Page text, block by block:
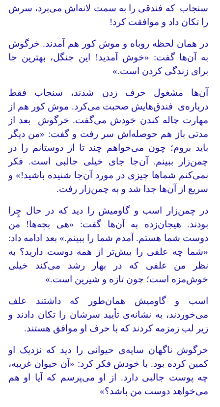
سنجاب که فندقی را به سمت لانه‌اش می‌برد، سرش
را تکان داد و موافقت کرد!
در همان لحظه روباه و موش کور هم آمدند. خرگوش
به آن‌ها گفت: «خوش آمدید! این جنگل، بهترین جا
برای زندگی کردن است.»
آن‌ها مشغول حرف زدن شدند، سنجاب فقط
درباره‌ی فندق‌هایش صحبت می‌کرد. موش کور هم از
مهارت چاله کندن خودش می‌گفت. خرگوش بعد از
مدتی باز هم حوصله‌اش سر رفت و گفت: «من دیگر
باید بروم؛ چون می‌خواهم چند تا از دوستانم را در
چمن‌زار ببینم. آن‌جا جای خیلی جالبی است. فکر
نمی‌کنم شماها چیزی در مورد آن‌جا شنیده باشید!» و
سریع از آن‌ها جدا شد و به چمن‌زار رفت.
در چمن‌زار اسب و گاومیش را دید که در حال چِرا
بودند. هیجان‌زده به آن‌ها گفت: «هی بچه‌ها! من
دوست شما هستم. آمدم شما را ببینم.» بعد ادامه داد:
«شما چه علفی را بیش‌تر از همه دوست دارید؟ به
نظر من علفی که در بهار رشد می‌کند خیلی
خوش‌مزه است؛ چون تازه و شیرین است.»
اسب و گاومیش همان‌طور که داشتند علف
می‌خوردند، به نشانه‌ی تأیید سرشان را تکان دادند و
زیر لب زمزمه کردند که با حرف او موافق هستند.
خرگوش ناگهان سایه‌ی حیوانی را دید که نزدیک او
کمین کرده بود. با خودش فکر کرد: «آن حیوان غریبه،
چه پوست جالبی دارد. از او می‌پرسم که آیا او هم
می‌خواهد دوست من باشد؟»